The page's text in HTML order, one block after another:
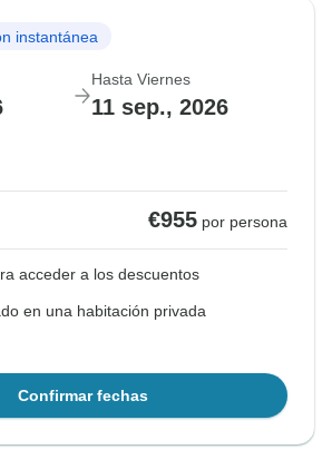
instantánea
Hasta Viernes
11 sep., 2026
€955 por persona
acceder a los descuentos
en una habitación privada
Confirmar fechas